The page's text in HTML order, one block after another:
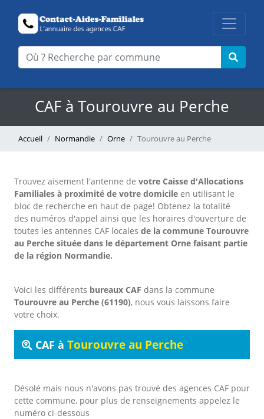
CAF à Tourouvre au Perche
Accueil Normandie Orne Tourouvre au Perche
Trouvez aisement l'antenne de votre Caisse d'Allocations
Familiales à proximité de votre domicile en utilisant le
bloc de recherche en haut de page! Obtenez la totalité
des numéros d'appel ainsi que les horaires d'ouverture de
toutes les antennes CAF locales de la commune Tourouvre
au Perche située dans le département Orne faisant partie
de la région Normandie.
Voici les différents bureaux CAF dans la commune
Tourouvre au Perche (61190), nous vous laissons faire
votre choix.
CAF à Tourouvre au Perche
Désolé mais nous n'avons pas trouvé des agences CAF pour
cette commune, pour plus de renseignements appelez le
numéro ci-dessous